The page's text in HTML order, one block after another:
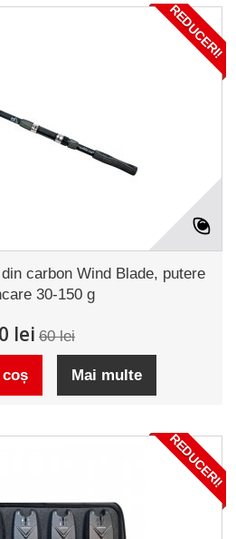
REDUCERI!
carbon Wind Blade, putere
30-150 g
lei 60 lei
Mai multe
REDUCERI!